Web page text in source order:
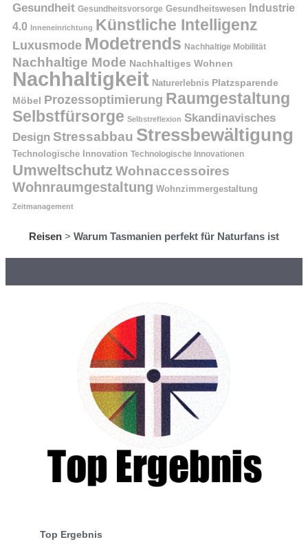
Gesundheit Gesundheitsvorsorge Gesundheitswesen Industrie
4.0 Inneneinrichtung Künstliche Intelligenz
Luxusmode Modetrends Nachhaltige Mobilität
Nachhaltige Mode Nachhaltiges Wohnen
Nachhaltigkeit Naturerlebnis Platzsparende
Möbel Prozessoptimierung Raumgestaltung
Selbstfürsorge Selbstreflexion Skandinavisches
Design Stressabbau Stressbewältigung
Technologische Innovation Technologische Innovationen
Umweltschutz Wohnaccessoires
Wohnraumgestaltung Wohnzimmergestaltung
Zeitmanagement
Reisen > Warum Tasmanien perfekt für Naturfans ist
Top Ergebnis